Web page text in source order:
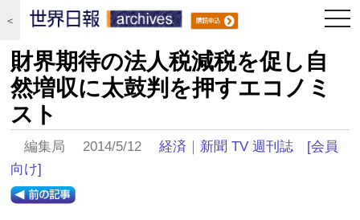
＜
財界期待の法人税減税を促し自
然増収に太鼓判を押すエコノミ
スト
編集局 2014/5/12経済 ｜ 新聞 TV 週刊誌
[会員
向け]